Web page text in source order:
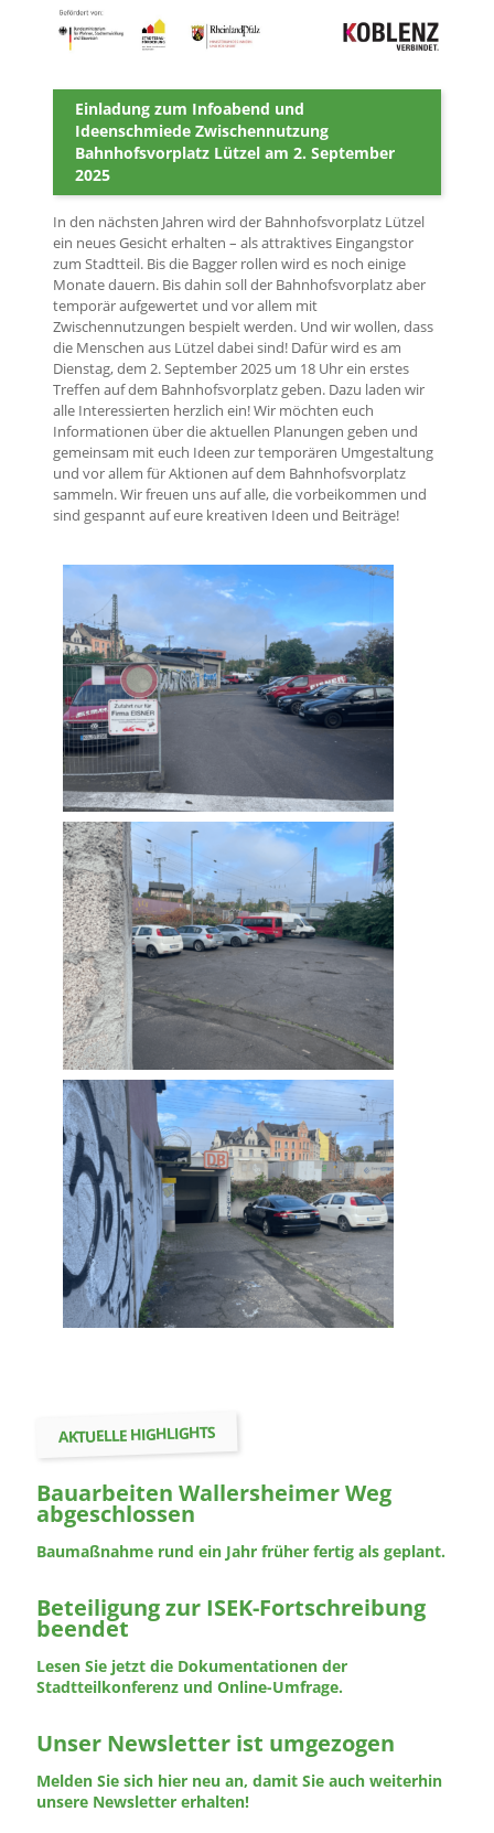
Einladung zum Infoabend und
Ideenschmiede Zwischennutzung
Bahnhofsvorplatz Lützel am 2. September
2025
In den nächsten Jahren wird der Bahnhofsvorplatz Lützel
ein neues Gesicht erhalten – als attraktives Eingangstor
zum Stadtteil. Bis die Bagger rollen wird es noch einige
Monate dauern. Bis dahin soll der Bahnhofsvorplatz aber
temporär aufgewertet und vor allem mit
Zwischennutzungen bespielt werden. Und wir wollen, dass
die Menschen aus Lützel dabei sind! Dafür wird es am
Dienstag, dem 2. September 2025 um 18 Uhr ein erstes
Treffen auf dem Bahnhofsvorplatz geben. Dazu laden wir
alle Interessierten herzlich ein! Wir möchten euch
Informationen über die aktuellen Planungen geben und
gemeinsam mit euch Ideen zur temporären Umgestaltung
und vor allem für Aktionen auf dem Bahnhofsvorplatz
sammeln. Wir freuen uns auf alle, die vorbeikommen und
sind gespannt auf eure kreativen Ideen und Beiträge!
AKTUELLE HIGHLIGHTS
Bauarbeiten Wallersheimer Weg
abgeschlossen
Baumaßnahme rund ein Jahr früher fertig als geplant.
Beteiligung zur ISEK-Fortschreibung
beendet
Lesen Sie jetzt die Dokumentationen der
Stadtteilkonferenz und Online-Umfrage.
Unser Newsletter ist umgezogen
Melden Sie sich hier neu an, damit Sie auch weiterhin
unsere Newsletter erhalten!